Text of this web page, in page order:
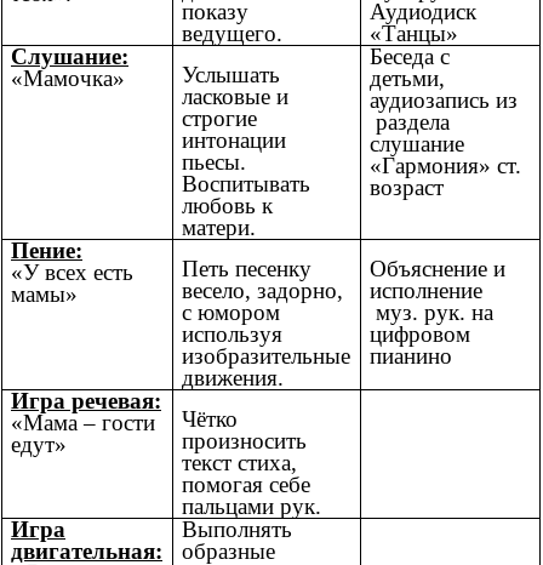
показу
ведущего.
Аудиодиск
«Танцы»
Слушание:
«Мамочка»
Услышать
ласковые и
строгие
интонации
пьесы.
Воспитывать
любовь к
матери.
Беседа с
детьми,
аудиозапись из
раздела
слушание
«Гармония» ст.
возраст
Пение:
«У всех есть
мамы»
Петь песенку
весело, задорно,
с юмором
используя
изобразительные
движения.
Объяснение и
исполнение
муз. рук. на
цифровом
пианино
Игра речевая:
«Мама – гости
едут»
Чётко
произносить
текст стиха,
помогая себе
пальцами рук.
Игра
двигательная:
Выполнять
образные